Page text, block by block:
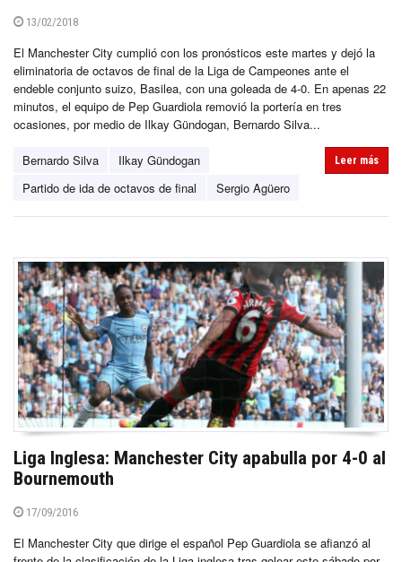
13/02/2018
El Manchester City cumplió con los pronósticos este martes y dejó la
eliminatoria de octavos de final de la Liga de Campeones ante el
endeble conjunto suizo, Basilea, con una goleada de 4-0. En apenas 22
minutos, el equipo de Pep Guardiola removió la portería en tres
ocasiones, por medio de Ilkay Gündogan, Bernardo Silva...
Bernardo Silva
Ilkay Gündogan
Partido de ida de octavos de final
Sergio Agüero
Leer más
Liga Inglesa: Manchester City apabulla por 4-0 al
Bournemouth
17/09/2016
El Manchester City que dirige el español Pep Guardiola se afianzó al